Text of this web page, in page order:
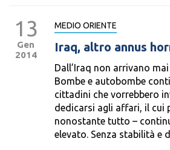
13
Gen
2014
MEDIO ORIENTE
Iraq, altro annus
Dall’Iraq non arrivano
Bombe e autobombe
cittadini che vorrebbero
dedicarsi agli affari, il cui
nonostante tutto –
elevato. Senza stabilità e